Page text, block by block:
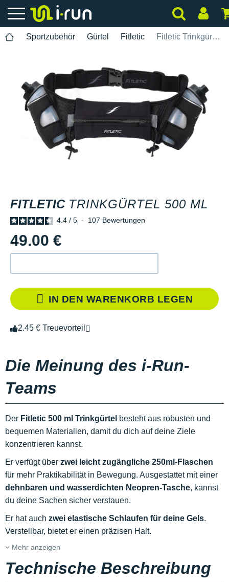
Sportzubehör Gürtel Fitletic Fitletic Trinkgürtel 500 ML
FITLETIC TRINKGÜRTEL 500 ML
4.4 / 5 - 107 Bewertungen
49.00 €
IN DEN WARENKORB LEGEN
2.45 € Treuevorteil
Die Meinung des i-Run-
Teams
Der Fitletic 500 ml Trinkgürtel besteht aus robusten und
bequemen Materialien, damit du dich auf deine Ziele
konzentrieren kannst.
Er verfügt über zwei leicht zugängliche 250ml-Flaschen
für mehr Praktikabilität in Bewegung. Ausgestattet mit einer
dehnbaren und wasserdichten Neopren-Tasche, kannst
du deine Sachen sicher verstauen.
Er hat auch zwei elastische Schlaufen für deine Gels.
Verstellbar, bietet er einen präzisen Halt.
Mehr anzeigen
Technische Beschreibung